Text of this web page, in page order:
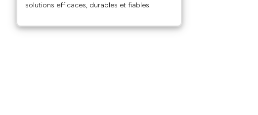
solutions efficaces, durables et fiables.